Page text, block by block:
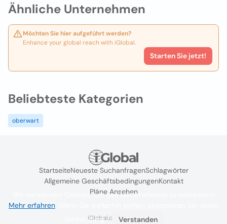
Ähnliche Unternehmen
Möchten Sie hier aufgeführt werden?
Enhance your global reach with iGlobal.
Starten Sie jetzt!
Beliebteste Kategorien
oberwart
StartseiteNeueste SuchanfragenSchlagwörter
Allgemeine GeschäftsbedingungenKontakt
Pläne Ansehen
iGlobal.co @ 2024
Wir verwenden Cookies, um das Nutzererlebnis zu verbessern
Mehr erfahren
Verwendung.
Verstanden